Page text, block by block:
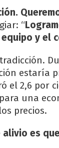
“
y el
estaría
el 2,6
una
precios.
es